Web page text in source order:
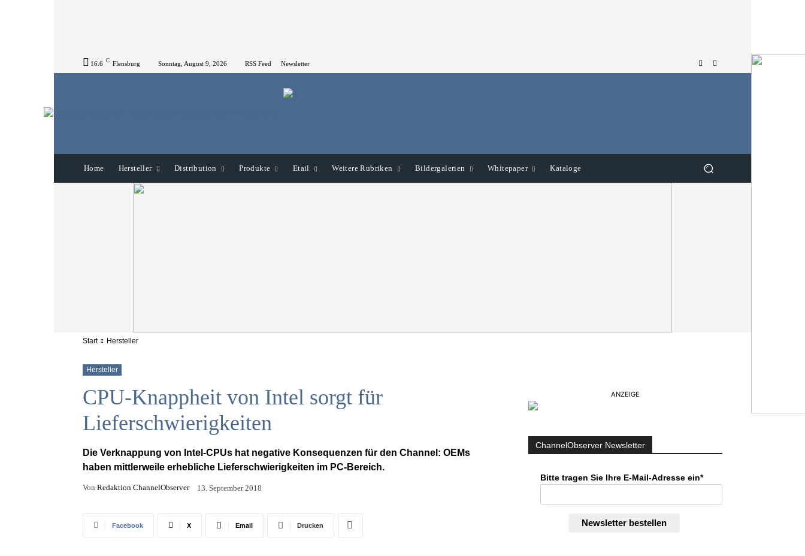
16.6 C Flensburg Sonntag, August 9, 2026 RSS Feed Newsletter
Home Hersteller Distribution Produkte Etail Weitere Rubriken Bildergalerien Whitepaper Kataloge
Start Hersteller
Hersteller
CPU-Knappheit von Intel sorgt für
Lieferschwierigkeiten
Die Verknappung von Intel-CPUs hat negative Konsequenzen für den Channel: OEMs
haben mittlerweile erhebliche Lieferschwierigkeiten im PC-Bereich.
Von Redaktion ChannelObserver 13. September 2018
Facebook X Email Drucken
ANZEIGE
ChannelObserver Newsletter
Bitte tragen Sie Ihre E-Mail-Adresse ein*
Newsletter bestellen